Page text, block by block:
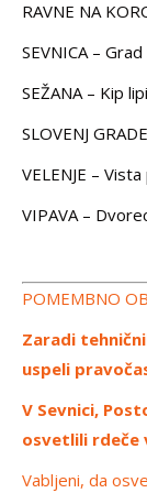
RAVNE NA
SEVNICA – Grad
SEŽANA – Kip
SLOVENJ
VELENJE –
VIPAVA –
POMEMBNO
Zaradi
uspeli
V Sevnici,
osvetlili rdeče
Vabljeni, da